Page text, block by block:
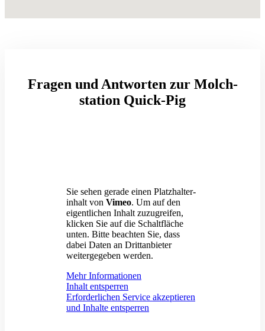
Fragen und Antworten zur Molch­
station Quick-Pig
Sie sehen gerade einen Platz­hal­ter­
inhalt von Vimeo. Um auf den
eigent­lichen Inhalt zuzugreifen,
klicken Sie auf die Schalt­fläche
unten. Bitte beachten Sie, dass
dabei Daten an Dritt­an­bieter
weiter­ge­geben werden.
Mehr Infor­ma­tionen
Inhalt entsperren
Erfor­der­lichen Service akzep­tieren
und Inhalte entsperren